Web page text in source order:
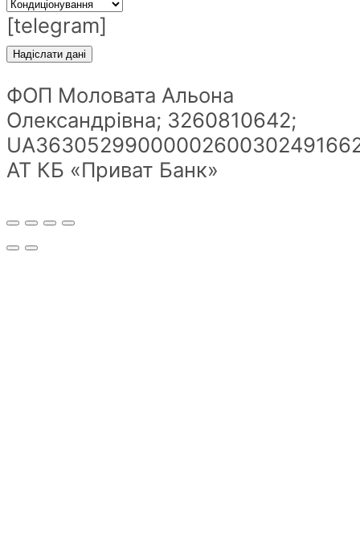
[telegram]
ФОП Моловата Альона
Олександрівна; 3260810642;
АТ КБ «Приват Банк»